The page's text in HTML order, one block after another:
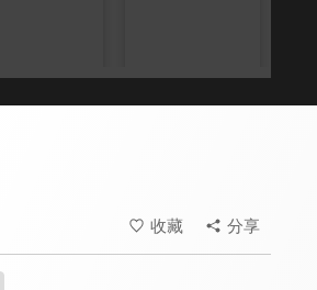
收藏 分享